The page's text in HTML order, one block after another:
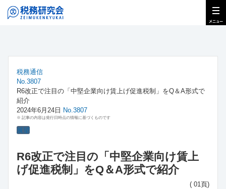
税務通信
No.3807
R6改正で注目の「中堅企業向け賃上げ促進税制」をQ＆A形式で
紹介
2024年6月24日 No.3807
※ 記事の内容は発行日時点の情報に基づくものです
展望
R6改正で注目の「中堅企業向け賃上
げ促進税制」をQ＆A形式で紹介
( 01頁)